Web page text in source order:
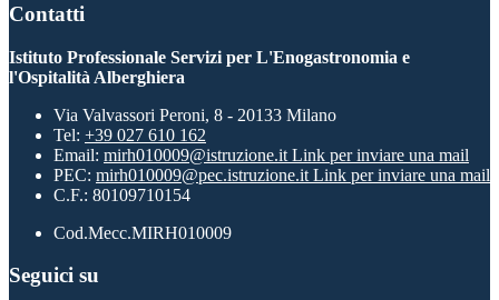
Contatti
Istituto Professionale Servizi per L'Enogastronomia e
l'Ospitalità Alberghiera
Via Valvassori Peroni, 8 - 20133 Milano
Tel: +39 027 610 162
Email: mirh010009@istruzione.it Link per inviare una mail
PEC: mirh010009@pec.istruzione.it Link per inviare una mail
C.F.: 80109710154
Cod.Mecc.MIRH010009
Seguici su